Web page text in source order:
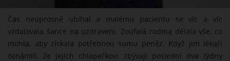
Čas neúprosně ubíhal a malému pacientu se víc a víc
vzdalovala šance na uzdravení. Zoufalá rodina dělala vše, co
mohla, aby získala potřebnou sumu peněz. Když jim lékaři
oznámili, že jejich chlapečkovi zbývají poslední dva týdny